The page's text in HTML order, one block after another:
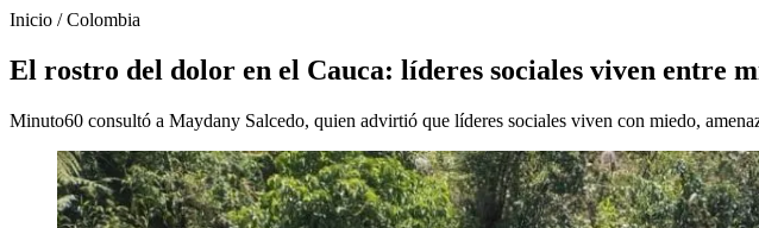
Inicio /Colombia
El rostro del dolor en el Cauca: líderes sociales viven entre
Minuto60 consultó a Maydany Salcedo, quien advirtió que líderes sociales viven con miedo,